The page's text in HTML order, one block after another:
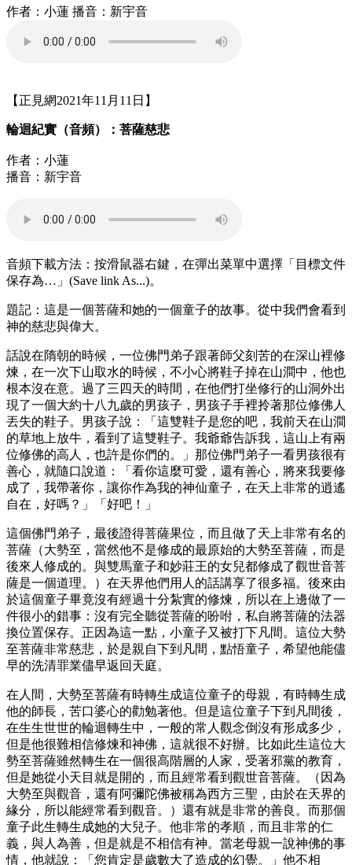
作者：小蓮 播音：新宇音
【正見網2021年11月11日】
輪迴紀實（音頻）：菩薩慈悲
作者：小蓮
播音：新宇音
音頻下載方法：按滑鼠器右鍵，在彈出菜單中選擇「目標文件
保存為…」(Save link As...)。
題記：這是一個菩薩和她的一個童子的故事。從中我們會看到
神的慈悲與偉大。
話說在隋朝的時候，一位佛門弟子跟著師父刻苦的在深山裡修
煉，在一次下山取水的時候，不小心將鞋子掉在山澗中，他也
根本沒在意。過了三四天的時間，在他們打坐修行的山洞外出
現了一個大約十八九歲的男孩子，男孩子手裡拎著那位修佛人
丟失的鞋子。男孩子說：「這雙鞋子是您的吧，我前天在山澗
的草地上放牛，看到了這雙鞋子。我爺爺告訴我，這山上有兩
位修佛的高人，也許是你們的。」那位佛門弟子一看男孩很有
善心，就隨口說道：「看你這麼可愛，還有善心，將來我要修
成了，我帶著你，讓你作為我的神仙童子，在天上非常的逍遙
自在，好嗎？」「好吧！」
這個佛門弟子，最後證得菩薩果位，而且做了天上非常有名的
菩薩（大勢至，當然他不是修成的最原始的大勢至菩薩，而是
後來人修成的。與雙馬童子和妙莊王的女兒都修成了觀世音菩
薩是一個道理。）在天界他們用人的話講享了很多福。後來由
於這個童子畢竟沒有經過十分紮實的修煉，所以在上邊做了一
件很小的錯事：沒有完全聽從菩薩的吩咐，私自將菩薩的法器
換位置保存。正因為這一點，小童子又被打下凡間。這位大勢
至菩薩非常慈悲，於是親自下到凡間，點悟童子，希望他能儘
早的洗清罪業儘早返回天庭。
在人間，大勢至菩薩有時轉生成這位童子的母親，有時轉生成
他的師長，苦口婆心的勸勉著他。但是這位童子下到凡間後，
在生生世世的輪迴轉生中，一般的常人觀念倒沒有形成多少，
但是他很難相信修煉和神佛，這就很不好辦。比如此生這位大
勢至菩薩雖然轉生在一個很高階層的人家，受著邪黨的教育，
但是她從小天目就是開的，而且經常看到觀世音菩薩。（因為
大勢至與觀音，還有阿彌陀佛被稱為西方三聖，由於在天界的
緣分，所以能經常看到觀音。）還有就是非常的善良。而那個
童子此生轉生成她的大兒子。他非常的孝順，而且非常的仁
義，與人為善，但是就是不相信有神。當老母親一說神佛的事
情，他就說：「您肯定是歲數大了造成的幻覺。」他不相